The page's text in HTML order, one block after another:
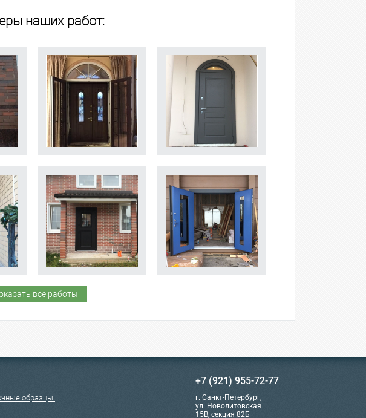
наших работ:
все работы
образцы!
+7 (921) 955-72-77
г. Санкт-Петербург,
ул. Новолитовская
15В, секция 82Б